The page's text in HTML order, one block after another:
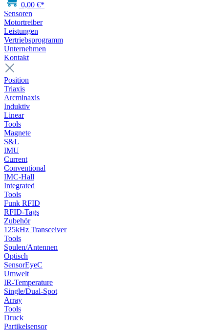
0,00 €*
Sensoren
Motortreiber
Leistungen
Vertriebsprogramm
Unternehmen
Kontakt
Position
Triaxis
Arcminaxis
Induktiv
Linear
Tools
Magnete
S&L
IMU
Current
Conventional
IMC-Hall
Integrated
Tools
Funk RFID
RFID-Tags
Zubehör
125kHz Transceiver
Tools
Spulen/Antennen
Optisch
SensorEyeC
Umwelt
IR-Temperature
Single/Dual-Spot
Array
Tools
Druck
Partikelsensor